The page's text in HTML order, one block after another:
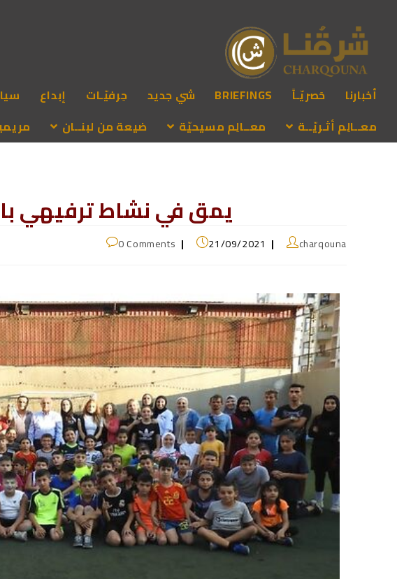
أخبارنا حَصريّـاً BRIEFINGS شي جديد حِرفيّـات إبداع
معــالِم أثـريّــة
معــالِم مسيحيّة ضيعة من لبنــان
يمق في نشاط ترفيهي
charqouna
21/09/2021
0 Comments